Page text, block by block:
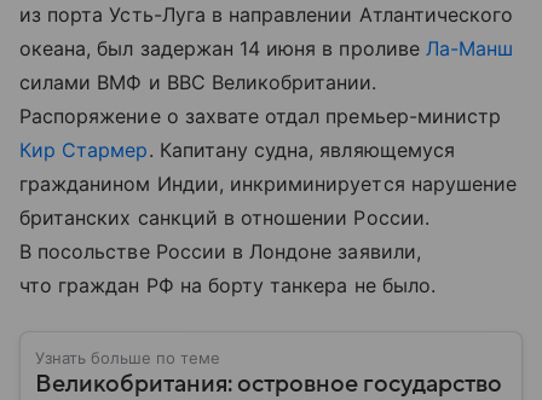
из порта Усть-Луга в направлении Атлантического
океана, был задержан 14 июня в проливе Ла-Манш
силами ВМФ и ВВС Великобритании.
Распоряжение о захвате отдал премьер-министр
Кир Стармер. Капитану судна, являющемуся
гражданином Индии, инкриминируется нарушение
британских санкций в отношении России.
В посольстве России в Лондоне заявили,
что граждан РФ на борту танкера не было.
Узнать больше по теме
Великобритания: островное государство